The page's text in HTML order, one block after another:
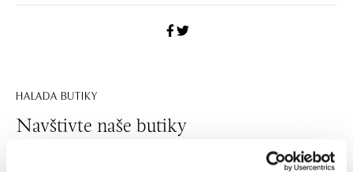
HALADA BUTIKY
Navštivte naše butiky